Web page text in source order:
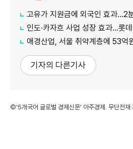
고유가 지원금에 외국인 효과…2분기
인도·카자흐 사업 성장 효과…롯데웰
애경산업, 서울 취약계층에 53억원어
기자의 다른기사
©'5개국어 글로벌 경제신문' 아주경제. 무단전재·